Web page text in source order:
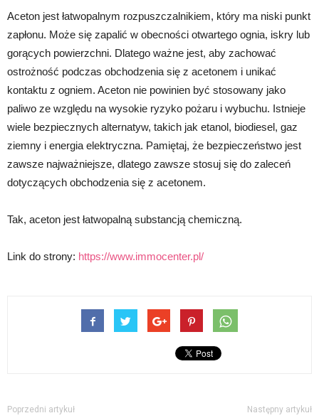
Aceton jest łatwopalnym rozpuszczalnikiem, który ma niski punkt
zapłonu. Może się zapalić w obecności otwartego ognia, iskry lub
gorących powierzchni. Dlatego ważne jest, aby zachować
ostrożność podczas obchodzenia się z acetonem i unikać
kontaktu z ogniem. Aceton nie powinien być stosowany jako
paliwo ze względu na wysokie ryzyko pożaru i wybuchu. Istnieje
wiele bezpiecznych alternatyw, takich jak etanol, biodiesel, gaz
ziemny i energia elektryczna. Pamiętaj, że bezpieczeństwo jest
zawsze najważniejsze, dlatego zawsze stosuj się do zaleceń
dotyczących obchodzenia się z acetonem.
Tak, aceton jest łatwopalną substancją chemiczną.
Link do strony: https://www.immocenter.pl/
Poprzedni artykuł Następny artykuł